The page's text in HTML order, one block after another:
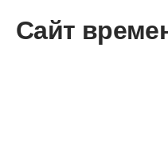
Сайт